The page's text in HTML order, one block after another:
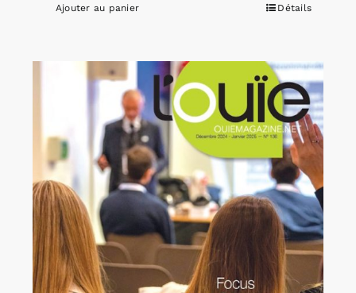
Ajouter au panier Détails